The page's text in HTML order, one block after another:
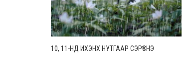
10, 11-НД ИХЭНХ НУТГААР СЭРҮҮСНЭ